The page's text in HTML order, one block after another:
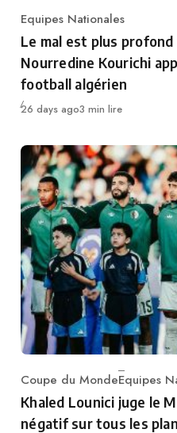
Category
Equipes Nationales
Le mal est plus
Nourredine Kourichi
football algérien
Publié
26 days ago3 min lire
Category
Coupe du MondeEquipes
Khaled Lounici juge le
négatif sur tous les